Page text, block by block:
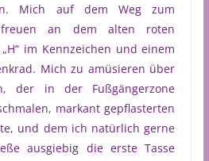
Mich auf dem Weg zum
freuen an dem alten roten
im Kennzeichen und einem
Mich zu amüsieren über
der in der Fußgängerzone
markant gepflasterten
und dem ich natürlich gerne
ausgiebig die erste Tasse